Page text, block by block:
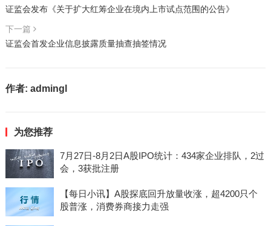
证监会发布《关于扩大红筹企业在境内上市试点范围的公告》
下一篇
证监会首发企业信息披露质量抽查抽签情况
作者: admingl
为您推荐
7月27日-8月2日A股IPO统计：434家企业排队，2过
会，3获批注册
【每日小讯】A股探底回升放量收涨，超4200只个
股普涨，消费券商接力走强